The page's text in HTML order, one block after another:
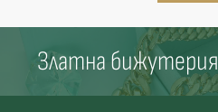
Златна бижутерия